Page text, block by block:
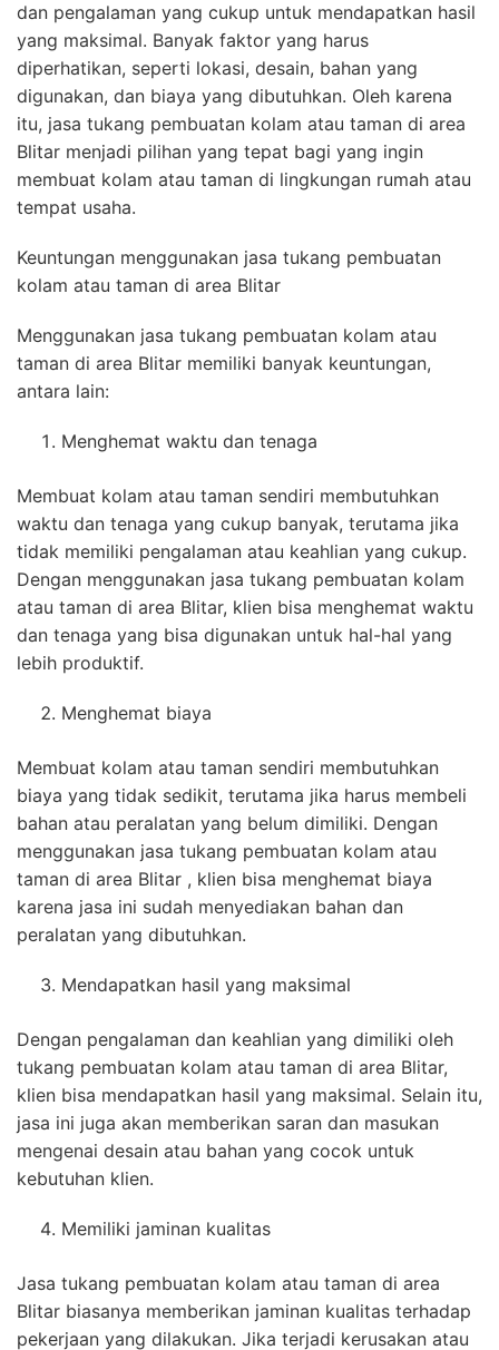
dan pengalaman yang cukup untuk mendapatkan hasil
yang maksimal. Banyak faktor yang harus
diperhatikan, seperti lokasi, desain, bahan yang
digunakan, dan biaya yang dibutuhkan. Oleh karena
itu, jasa tukang pembuatan kolam atau taman di area
Blitar menjadi pilihan yang tepat bagi yang ingin
membuat kolam atau taman di lingkungan rumah atau
tempat usaha.
Keuntungan menggunakan jasa tukang pembuatan
kolam atau taman di area Blitar
Menggunakan jasa tukang pembuatan kolam atau
taman di area Blitar memiliki banyak keuntungan,
antara lain:
Menghemat waktu dan tenaga
Membuat kolam atau taman sendiri membutuhkan
waktu dan tenaga yang cukup banyak, terutama jika
tidak memiliki pengalaman atau keahlian yang cukup.
Dengan menggunakan jasa tukang pembuatan kolam
atau taman di area Blitar, klien bisa menghemat waktu
dan tenaga yang bisa digunakan untuk hal-hal yang
lebih produktif.
Menghemat biaya
Membuat kolam atau taman sendiri membutuhkan
biaya yang tidak sedikit, terutama jika harus membeli
bahan atau peralatan yang belum dimiliki. Dengan
menggunakan jasa tukang pembuatan kolam atau
taman di area Blitar , klien bisa menghemat biaya
karena jasa ini sudah menyediakan bahan dan
peralatan yang dibutuhkan.
Mendapatkan hasil yang maksimal
Dengan pengalaman dan keahlian yang dimiliki oleh
tukang pembuatan kolam atau taman di area Blitar,
klien bisa mendapatkan hasil yang maksimal. Selain itu,
jasa ini juga akan memberikan saran dan masukan
mengenai desain atau bahan yang cocok untuk
kebutuhan klien.
Memiliki jaminan kualitas
Jasa tukang pembuatan kolam atau taman di area
Blitar biasanya memberikan jaminan kualitas terhadap
pekerjaan yang dilakukan. Jika terjadi kerusakan atau